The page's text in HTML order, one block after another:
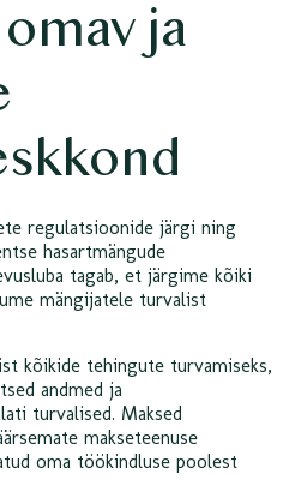
ja
regulatsioonide järgi ning
hasartmängude
tagab, et järgime kõiki
mängijatele turvalist
kõikide tehingute turvamiseks,
andmed ja
turvalised. Maksed
makseteenuse
oma töökindluse poolest